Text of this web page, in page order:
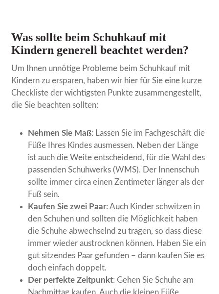
Was sollte beim Schuhkauf mit
Kindern generell beachtet werden?
Um Ihnen unnötige Probleme beim Schuhkauf mit
Kindern zu ersparen, haben wir hier für Sie eine kurze
Checkliste der wichtigsten Punkte zusammengestellt,
die Sie beachten sollten:
Nehmen Sie Maß: Lassen Sie im Fachgeschäft die
Füße Ihres Kindes ausmessen. Neben der Länge
ist auch die Weite entscheidend, für die Wahl des
passenden Schuhwerks (WMS). Der Innenschuh
sollte immer circa einen Zentimeter länger als der
Fuß sein.
Kaufen Sie zwei Paar: Auch Kinder schwitzen in
den Schuhen und sollten die Möglichkeit haben
die Schuhe abwechselnd zu tragen, so dass diese
immer wieder austrocknen können. Haben Sie ein
gut sitzendes Paar gefunden – dann kaufen Sie es
doch einfach doppelt.
Der perfekte Zeitpunkt: Gehen Sie Schuhe am